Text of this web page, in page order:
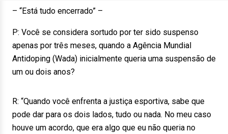
– “Está tudo encerrado” –
P: Você se considera sortudo por ter sido suspenso
apenas por três meses, quando a Agência Mundial
Antidoping (Wada) inicialmente queria uma suspensão de
um ou dois anos?
R: “Quando você enfrenta a justiça esportiva, sabe que
pode dar para os dois lados, tudo ou nada. No meu caso
houve um acordo, que era algo que eu não queria no